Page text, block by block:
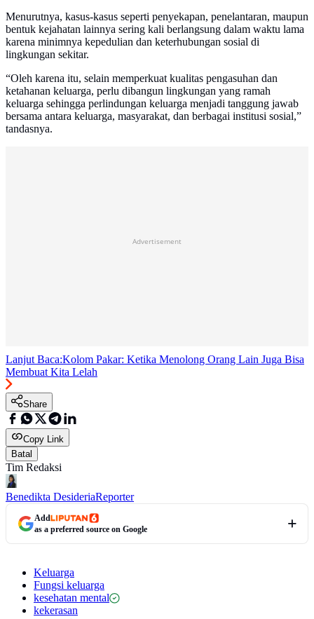
Menurutnya, kasus-kasus seperti penyekapan, penelantaran, maupun
bentuk kejahatan lainnya sering kali berlangsung dalam waktu lama
karena minimnya kepedulian dan keterhubungan sosial di
lingkungan sekitar.
“Oleh karena itu, selain memperkuat kualitas pengasuhan dan
ketahanan keluarga, perlu dibangun lingkungan yang ramah
keluarga sehingga perlindungan keluarga menjadi tanggung jawab
bersama antara keluarga, masyarakat, dan berbagai institusi sosial,”
tandasnya.
Advertisement
Lanjut Baca:Kolom Pakar: Ketika Menolong Orang Lain Juga Bisa
Membuat Kita Lelah
Share
Copy Link
Batal
Tim Redaksi
Benedikta DesideriaReporter
Add
as a preferred source on Google
Keluarga
Fungsi keluarga
kesehatan mental
kekerasan